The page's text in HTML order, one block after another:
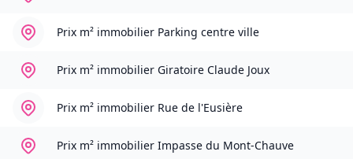
Prix m² immobilier Parking centre ville
Prix m² immobilier Giratoire Claude Joux
Prix m² immobilier Rue de l'Eusière
Prix m² immobilier Impasse du Mont-Chauve